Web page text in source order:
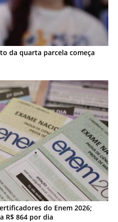
da quarta parcela começa
do Enem 2026;
R$ 864 por dia